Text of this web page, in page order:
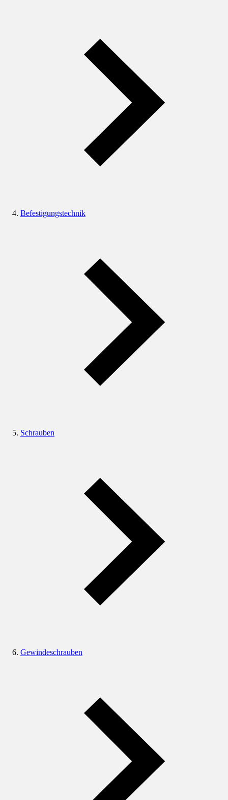
Befestigungstechnik
Schrauben
Gewindeschrauben